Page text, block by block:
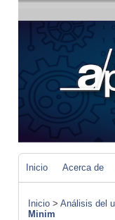
Inicio Acerca de
Inicio > Análisis del
Minim